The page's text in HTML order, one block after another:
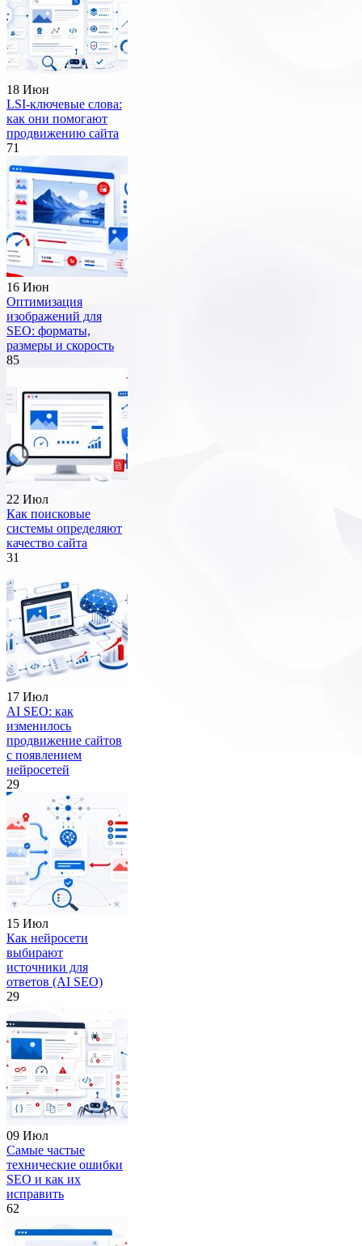
18 Июн
LSI-ключевые слова:
как они помогают
продвижению сайта
71
16 Июн
Оптимизация
изображений для
SEO: форматы,
размеры и скорость
85
22 Июл
Как поисковые
системы определяют
качество сайта
31
17 Июл
AI SEO: как
изменилось
продвижение сайтов
с появлением
нейросетей
29
15 Июл
Как нейросети
выбирают
источники для
ответов (AI SEO)
29
09 Июл
Самые частые
технические ошибки
SEO и как их
исправить
62